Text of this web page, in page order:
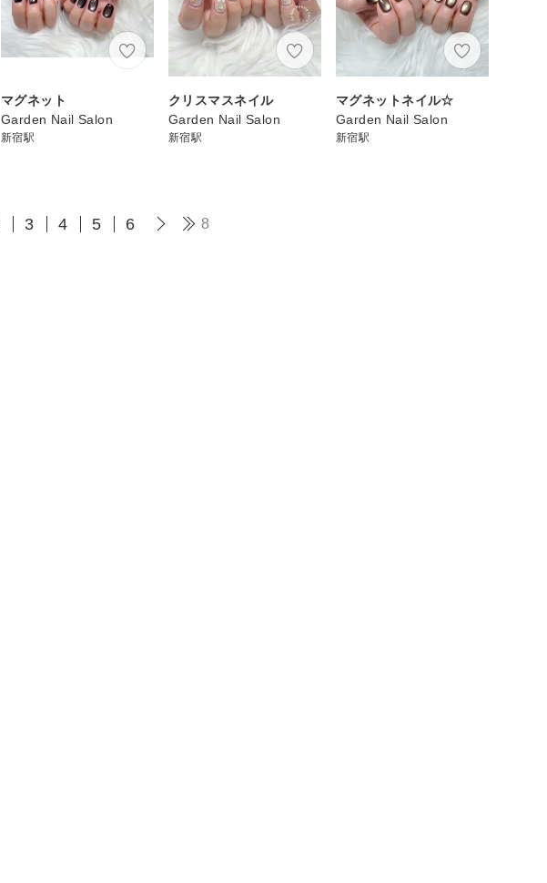
マグネット
Garden Nail Salon
新宿駅
クリスマスネイル
Garden Nail Salon
新宿駅
マグネットネイル☆
Garden Nail Salon
新宿駅
3 4 5 6 8